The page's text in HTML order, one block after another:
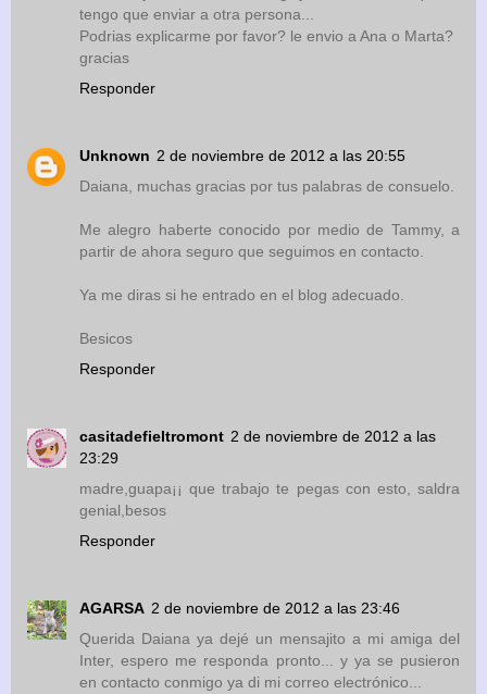
tengo que enviar a otra persona...
Podrias explicarme por favor? le envio a Ana o Marta?
gracias
Responder
Unknown 2 de noviembre de 2012 a las 20:55
Daiana, muchas gracias por tus palabras de consuelo.
Me alegro haberte conocido por medio de Tammy, a
partir de ahora seguro que seguimos en contacto.
Ya me diras si he entrado en el blog adecuado.
Besicos
Responder
casitadefieltromont 2 de noviembre de 2012 a las
23:29
madre,guapa¡¡ que trabajo te pegas con esto, saldra
genial,besos
Responder
AGARSA 2 de noviembre de 2012 a las 23:46
Querida Daiana ya dejé un mensajito a mi amiga del
Inter, espero me responda pronto... y ya se pusieron
en contacto conmigo ya di mi correo electrónico...